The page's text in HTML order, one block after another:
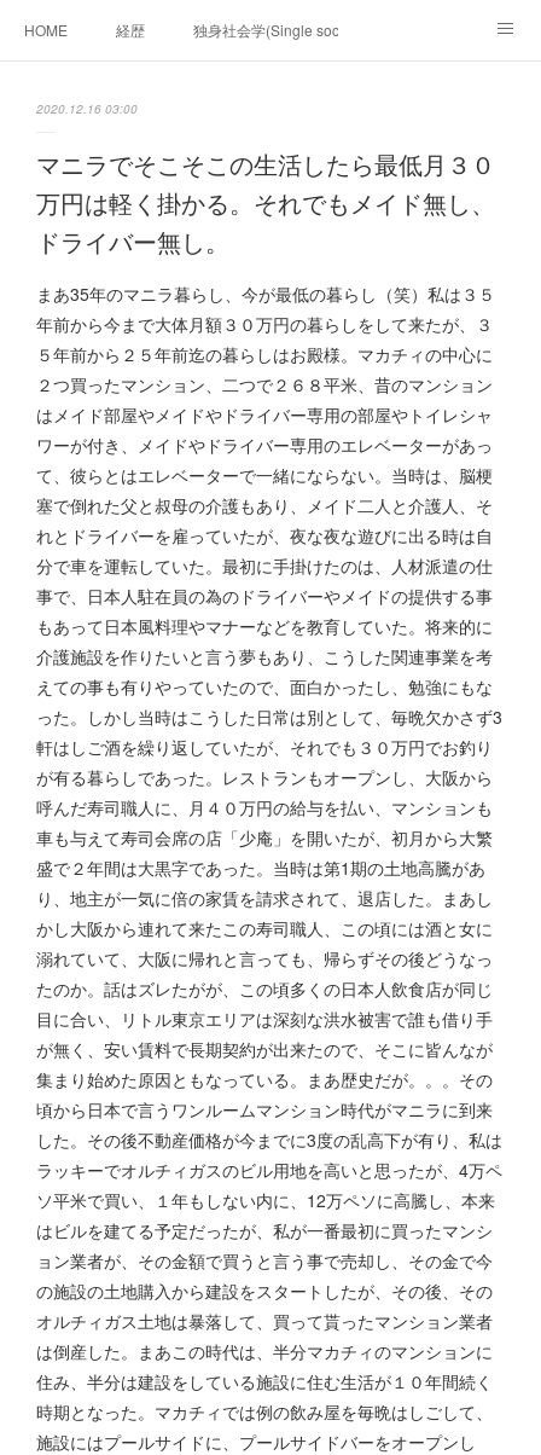
HOME 経歴 独身社会学(Single sociology)と高齢化社会学
移動出来て、工場で作る建物。未来２１００研究所
フィリピンの問題点 フィリピンの歴史
フィリピン経済談義 ファッションを考える 漫画
未来２１００研究所他のアイデアマニラ男の手料理 総集編
https://globalclub.amebaownd.com/
2020.12.16 03:00
マニラでそこそこの生活したら最低月３０
万円は軽く掛かる。それでもメイド無し、
ドライバー無し。
まあ35年のマニラ暮らし、今が最低の暮らし（笑）私は３５
年前から今まで大体月額３０万円の暮らしをして来たが、３
５年前から２５年前迄の暮らしはお殿様。マカチィの中心に
２つ買ったマンション、二つで２６８平米、昔のマンション
はメイド部屋やメイドやドライバー専用の部屋やトイレシャ
ワーが付き、メイドやドライバー専用のエレベーターがあっ
て、彼らとはエレベーターで一緒にならない。当時は、脳梗
塞で倒れた父と叔母の介護もあり、メイド二人と介護人、そ
れとドライバーを雇っていたが、夜な夜な遊びに出る時は自
分で車を運転していた。最初に手掛けたのは、人材派遣の仕
事で、日本人駐在員の為のドライバーやメイドの提供する事
もあって日本風料理やマナーなどを教育していた。将来的に
介護施設を作りたいと言う夢もあり、こうした関連事業を考
えての事も有りやっていたので、面白かったし、勉強にもな
った。しかし当時はこうした日常は別として、毎晩欠かさず3
軒はしご酒を繰り返していたが、それでも３０万円でお釣り
が有る暮らしであった。レストランもオープンし、大阪から
呼んだ寿司職人に、月４０万円の給与を払い、マンションも
車も与えて寿司会席の店「少庵」を開いたが、初月から大繁
盛で２年間は大黒字であった。当時は第1期の土地高騰があ
り、地主が一気に倍の家賃を請求されて、退店した。まあし
かし大阪から連れて来たこの寿司職人、この頃には酒と女に
溺れていて、大阪に帰れと言っても、帰らずその後どうなっ
たのか。話はズレたがが、この頃多くの日本人飲食店が同じ
目に合い、リトル東京エリアは深刻な洪水被害で誰も借り手
が無く、安い賃料で長期契約が出来たので、そこに皆んなが
集まり始めた原因ともなっている。まあ歴史だが。。。その
頃から日本で言うワンルームマンション時代がマニラに到来
した。その後不動産価格が今までに3度の乱高下が有り、私は
ラッキーでオルチィガスのビル用地を高いと思ったが、4万ペ
ソ平米で買い、１年もしない内に、12万ペソに高騰し、本来
はビルを建てる予定だったが、私が一番最初に買ったマンシ
ョン業者が、その金額で買うと言う事で売却し、その金で今
の施設の土地購入から建設をスタートしたが、その後、その
オルチィガス土地は暴落して、買って貰ったマンション業者
は倒産した。まあこの時代は、半分マカチィのマンションに
住み、半分は建設をしている施設に住む生活が１０年間続く
時期となった。マカチィでは例の飲み屋を毎晩はしごして、
施設にはプールサイドに、プールサイドバーをオープンし